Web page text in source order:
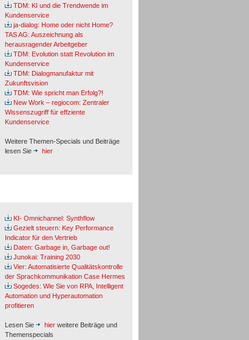
TDM: KI und die Trendwende im
Kundenservice
ja-dialog: Home oder nicht Home?
TAS AG: Auszeichnung als
herausragender Arbeitgeber
TDM: Evolution statt Revolution im
Kundenservice
TDM: Dialogmanufaktur mit
Zukunftsvision
TDM: Wie spricht man Erfolg?!
New Work – regiocom: Zentraler
Wissenszugriff für effziente
Kundenservice
Weitere Themen-Specials und Beiträge
lesen Sie
hier
KI- Omnichannel: Synthflow
Gezielt steuern: Key Performance
Indicator für den Vertrieb
Daten: Garbage in, Garbage out!
Junokai: Training 2030
Vier: Automatisierte Qualitätskontrolle
der Sprachkommunikation Case Hermes
Sogedes: Wie Sie von RPA, Intelligent
Automation und Hyperautomation
profitieren
Lesen Sie hier weitere Beiträge und
Themenspecials